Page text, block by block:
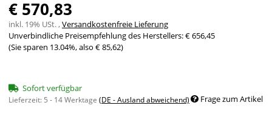
€ 570,83
inkl. 19% USt. ,Versandkostenfreie Lieferung
Unverbindliche Preisempfehlung des Herstellers:€ 656,45
(Sie sparen 13.04%, also € 85,62)
Sofort verfügbar
Lieferzeit: 5 - 14 Werktage (DE - Ausland abweichend) Frage zum Artikel